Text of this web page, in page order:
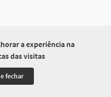
a experiência na
das visitas
fechar